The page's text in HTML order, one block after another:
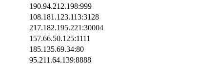
190.94.212.198:999
108.181.123.113:3128
217.182.195.221:30004
157.66.50.125:1111
185.135.69.34:80
95.211.64.139:8888